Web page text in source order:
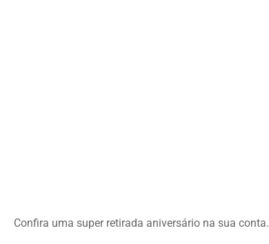
Confira uma super retirada aniversário na sua conta.